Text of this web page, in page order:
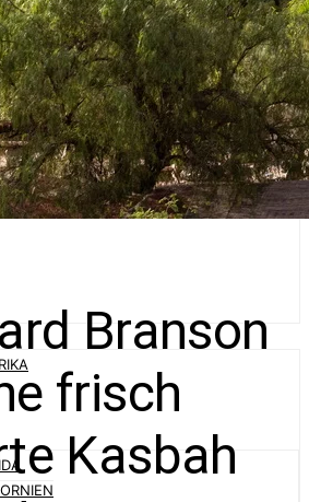
Branson
frisch
Kasbah